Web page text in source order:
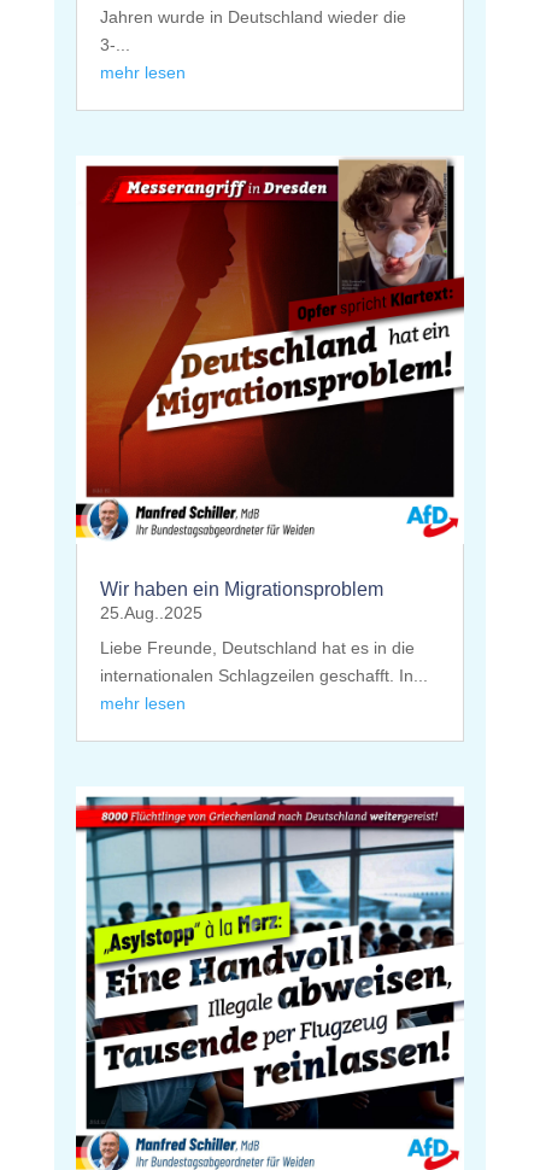
Jahren wurde in Deutschland wieder die
3-...
mehr lesen
Wir haben ein Migrationsproblem
25.Aug..2025
Liebe Freunde, Deutschland hat es in die
internationalen Schlagzeilen geschafft. In...
mehr lesen